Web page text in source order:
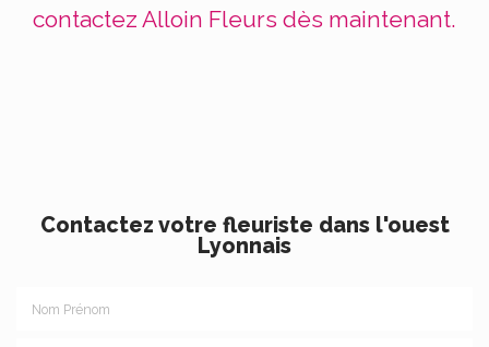
contactez Alloin Fleurs dès maintenant.
Contactez votre fleuriste dans l'ouest
Lyonnais